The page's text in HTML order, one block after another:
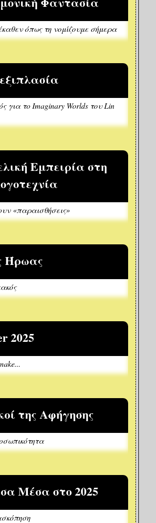
X
όπως τη νομίζουμε σήμερα
για το Imaginary Worlds του Lin
Εμπειρία στη
«παραισθήσεις»
Ήρωας
2025
της Αφήγησης
Μέσα στο 2025